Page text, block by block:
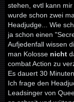
stehen, evtl kann
wurde schon zwei
Headjudge... Wie
ja schon einen
Aufjedenfall wissen
man Kolosse nicht
combat Action zu
Es dauert 30
Ich frage den
Leadsinger von